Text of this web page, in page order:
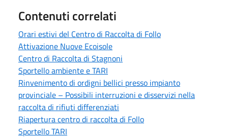
Contenuti correlati
Orari estivi del Centro di Raccolta di Follo
Attivazione Nuove Ecoisole
Centro di Raccolta di Stagnoni
Sportello ambiente e TARI
Rinvenimento di ordigni bellici presso impianto
provinciale – Possibili interruzioni e disservizi nella
raccolta di rifiuti differenziati
Riapertura centro di raccolta di Follo
Sportello TARI